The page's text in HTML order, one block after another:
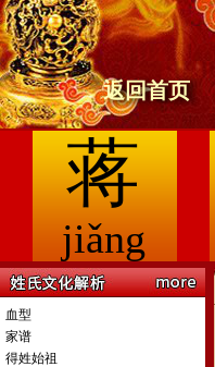
返回首页
蒋
jiǎng
血型
家谱
得姓始祖